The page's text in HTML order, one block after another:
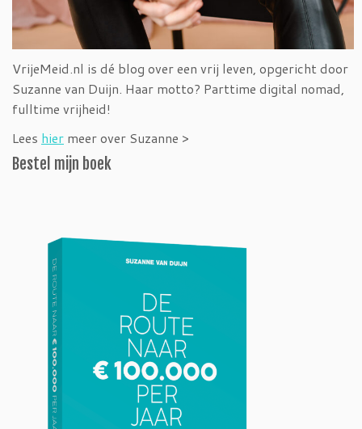
VrijeMeid.nl is dé blog over een vrij leven, opgericht door
Suzanne van Duijn. Haar motto? Parttime digital nomad,
fulltime vrijheid!
Lees hier meer over Suzanne >
Bestel mijn boek